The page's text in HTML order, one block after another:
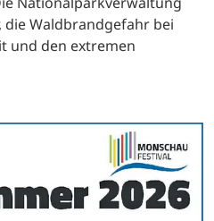
Waldbrandgefahr bei
und den extremen